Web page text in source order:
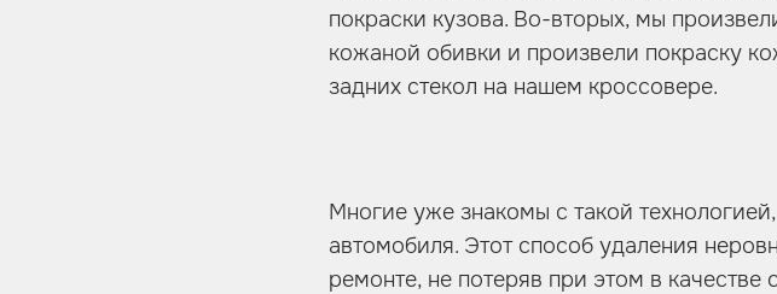
покраски кузова. Во-вторых, мы
кожаной обивки и произвели покраску
задних стекол на нашем кроссовере.
Многие уже знакомы с такой
автомобиля. Этот способ удаления
ремонте, не потеряв при этом в